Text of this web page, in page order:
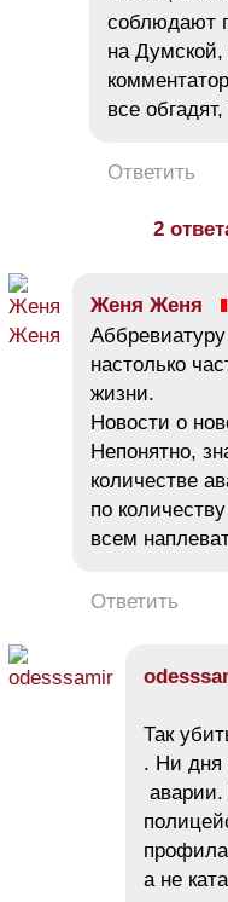
соблюдают
на
все
Ответить
2
Жeня Женя
настолько
жизни.
Новости о
Непонятно,
количестве
по
всем
Ответить
Так
. Ни дня
аварии.
а не